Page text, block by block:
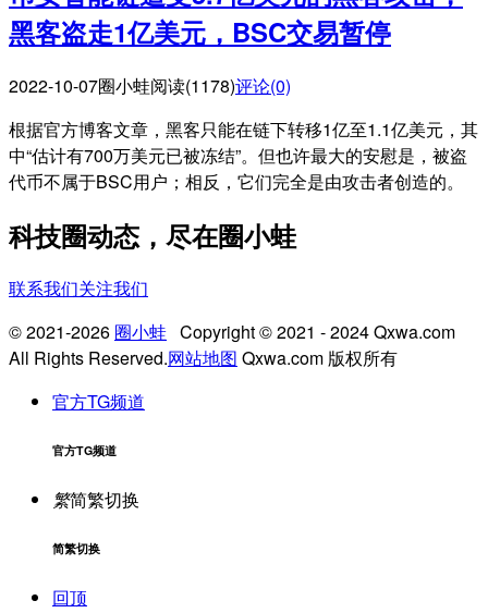
黑客盗走1亿美元，BSC交易暂停
2022-10-07圈小蛙阅读(1178)评论(0)
根据官方博客文章，黑客只能在链下转移1亿至1.1亿美元，其
中“估计有700万美元已被冻结”。但也许最大的安慰是，被盗
代币不属于BSC用户；相反，它们完全是由攻击者创造的。
科技圈动态，尽在圈小蛙
联系我们关注我们
© 2021-2026 圈小蛙 Copyright © 2021 - 2024 Qxwa.com
All Rights Reserved.网站地图 Qxwa.com 版权所有
官方TG频道
官方TG频道
繁简繁切换
简繁切换
回顶